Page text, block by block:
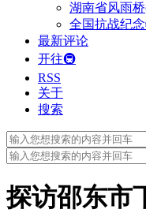
湖南省风雨
全国抗战纪
最新评论
开往🚇
RSS
关于
搜索
Search
for:
Search
for:
探访邵东市